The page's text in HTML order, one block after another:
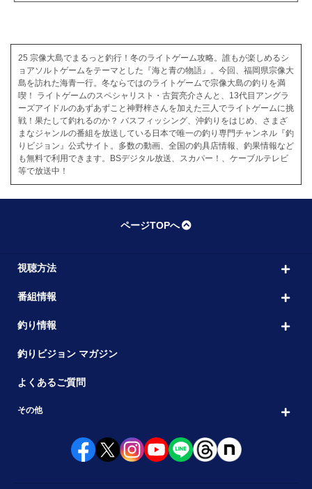
25 宗像大島でまるっと釣行！冬のライトゲーム攻略。誰もが楽しめるシ
ョアソルトゲームをテーマとした『海と青の物語』。今回、福岡県宗像大
島を訪れた海青一行。冬ならではのライトゲームで宗像大島の釣りを満
喫！ ライトゲームのスペシャリスト・古賀亮介さんと、13代目アングラ
ーズアイドルのあずあずこと神野梓さんを加えた三人でライトゲームに挑
戦！果たして釣れるのか？ バスフィッシング、沖釣りをはじめ、さまざ
まなジャンルの番組を放送している日本で唯一の釣り専門チャンネル『釣
りビジョン』公式サイト。多数の動画、全国の釣具店情報、釣果情報など
も無料で利用できます。BSデジタル放送、スカパー！、ケーブルテレビ
等で放送中！
ページTOPへ
視聴方法
番組情報
釣り情報
釣りビジョン マガジン
よくあるご質問
その他